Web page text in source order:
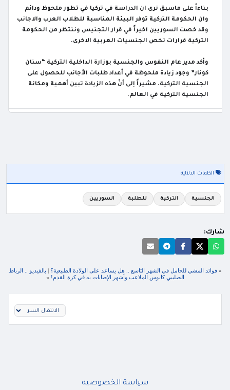
بناءاً على ماسبق نرى ان الدراسة في تركيا في تطور ملحوظ ودائم
وان الحكومة التركية توفر البيئة المناسبة للطلاب العرب والاجانب
وقد خصت السوريين اخيراً في قرار التجنيس وننتظر من الحكومة
التركية قرارات تخص الجنسيات العربية الاخرى.
وأكد مدير عام النفوس والجنسية بوزارة الداخلية التركية “سنان
كونار” وجود زيادة ملحوظة في أعداد طلبات الأجانب للحصول على
الجنسية التركية. مشيراً إلى أنّ هذه الزيادة تبين أهمية ومكانة
الجنسية التركية في العالم.
الكلمات الدلالية
الجنسية التركية للطلبة السوريين
شارك:
«فوائد المشي للحامل في الشهر التاسع .. هل يساعد على الولادة الطبيعية؟ | بالفيديو .. الرباط
الصليبي كابوس الملاعب وأشهر الإصابات به في كرة القدم! »
سياسة الخصوصيه